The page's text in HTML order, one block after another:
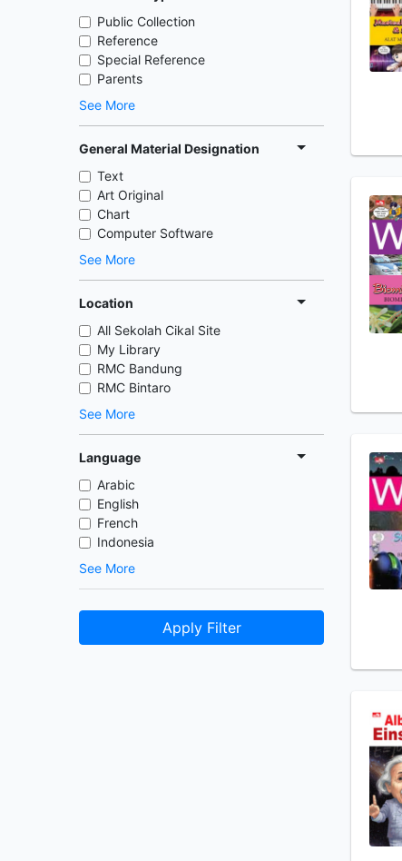
Public Collection
Reference
Special Reference
Parents
See More
General Material Designation
Text
Art Original
Chart
Computer Software
See More
Location
All Sekolah Cikal Site
My Library
RMC Bandung
RMC Bintaro
See More
Language
Arabic
English
French
Indonesia
See More
Apply Filter